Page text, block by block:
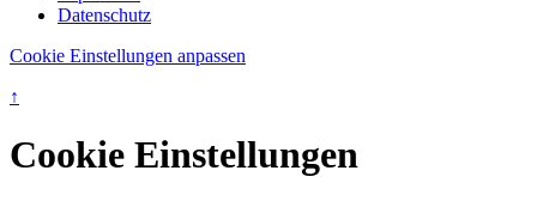
Datenschutz
Cookie Einstellungen anpassen
↑
Cookie Einstellungen